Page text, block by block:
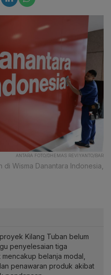
ANTARA FOTO/DHEMAS REVIYANTO/BAR
di Wisma Danantara Indonesia,
Kilang Tuban belum
penyelesaian tiga
belanja modal,
penawaran produk akibat